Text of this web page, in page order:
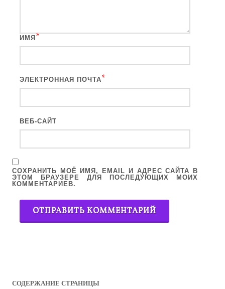
ИМЯ *
ЭЛЕКТРОННАЯ ПОЧТА*
ВЕБ-САЙТ
СОХРАНИТЬ МОЁ ИМЯ, EMAIL И АДРЕС САЙТА В
ЭТОМ БРАУЗЕРЕ ДЛЯ ПОСЛЕДУЮЩИХ МОИХ
КОММЕНТАРИЕВ.
СОДЕРЖАНИЕ СТРАНИЦЫ